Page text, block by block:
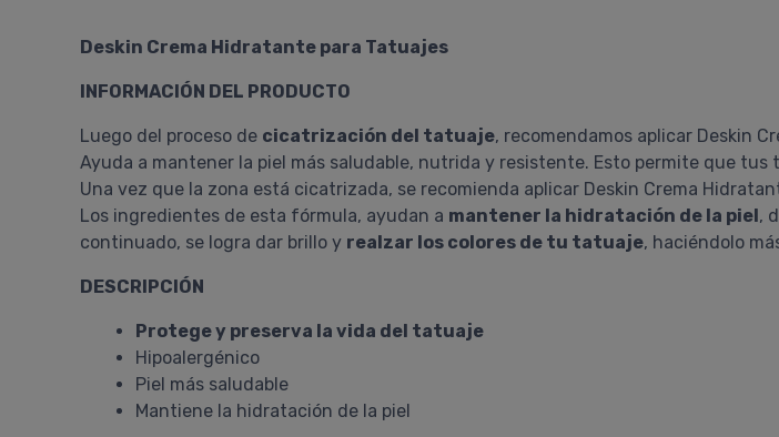
Deskin Crema Hidratante para Tatuajes
INFORMACIÓN DEL PRODUCTO
Luego del proceso de cicatrización del tatuaje, recomendamos aplicar Deskin
Ayuda a mantener la piel más saludable, nutrida y resistente. Esto permite que
Una vez que la zona está cicatrizada, se recomienda aplicar Deskin Crema
Los ingredientes de esta fórmula, ayudan a mantener la hidratación de la piel,
continuado, se logra dar brillo y realzar los colores de tu tatuaje, haciéndolo
DESCRIPCIÓN
Protege y preserva la vida del tatuaje
Hipoalergénico
Piel más saludable
Mantiene la hidratación de la piel